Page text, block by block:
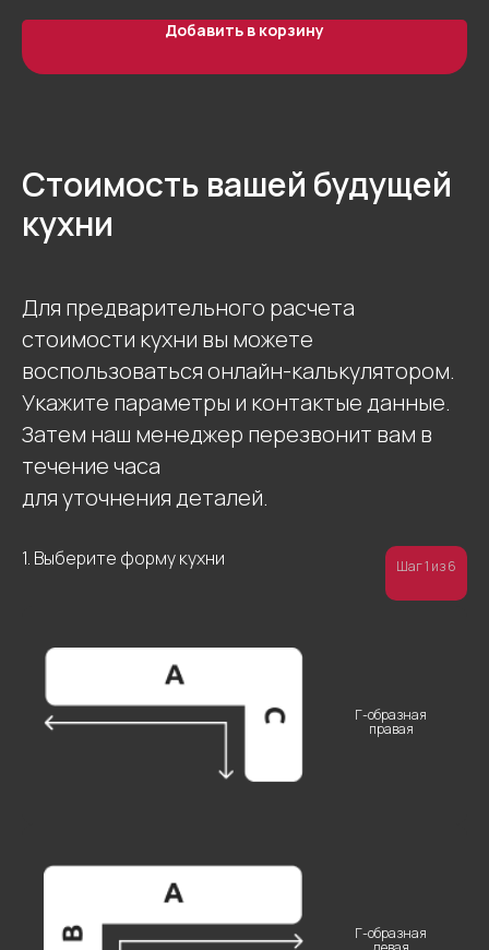
Добавить в корзину
Стоимость вашей будущей
кухни
Для предварительного расчета
стоимости кухни вы можете
воспользоваться онлайн-калькулятором.
Укажите параметры и контактые данные.
Затем наш менеджер перезвонит вам в
течение часа
для уточнения деталей.
1. Выберите форму кухни Шаг 1 из 6
Г-образная
правая
Г-образная